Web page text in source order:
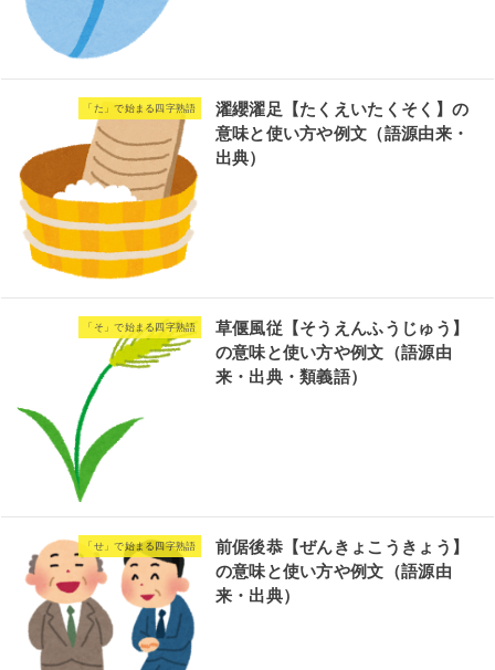
「た」で始まる四字熟語
濯纓濯足【たくえいたくそく】の
意味と使い方や例文（語源由来・
出典）
「そ」で始まる四字熟語
草偃風従【そうえんふうじゅう】
の意味と使い方や例文（語源由
来・出典・類義語）
「せ」で始まる四字熟語
前倨後恭【ぜんきょこうきょう】
の意味と使い方や例文（語源由
来・出典）